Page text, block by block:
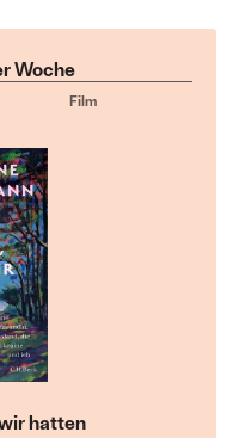
Woche
Film
hatten